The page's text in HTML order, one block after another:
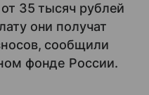
35 тысяч рублей
они получат
сообщили
фонде России.